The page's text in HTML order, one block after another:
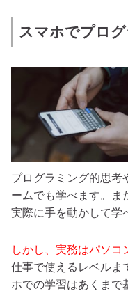
スマホでプロ
プログラミング的思考
ームでも学べます。ま
実際に手を動かして学
しかし、実務はパソコ
仕事で使えるレベルま
ホでの学習はあくまで